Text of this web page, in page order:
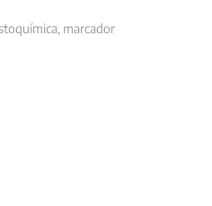
, marcador